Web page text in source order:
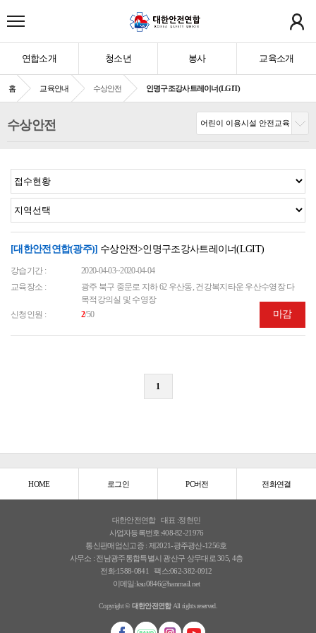
연합소개 청소년 봉사 교육소개
홈 교육안내 수상안전 인명구조강사트레이너(LGIT)
수상안전
[대한안전연합(광주)] 수상안전>인명구조강사트레이너(LGIT)
강습기간 :
2020-04-03~2020-04-04
교육장소 :
광주 북구 중문로 지하 62 우산동, 건강복지타운 우산수영장 다
목적강의실 및 수영장
신청인원 :
2/50 마감
1
HOME 로그인 PC버전 전화연결
대한안전연합
대표 :정현민
사업자등록번호:408-82-21976
통신판매업신고증 : 제2021-광주광산-1256호
사무소 : 전남광주통합특별시 광산구 상무대로 305, 4층
전화:1588-0841
팩스:062-382-0912
이메일:ksu0846@hanmail.net
Copyright © 대한안전연합All rights reserved.